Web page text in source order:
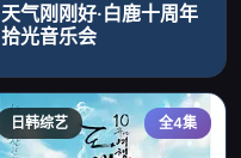
天气刚刚好·白鹿十周年
拾光音乐会
日韩综艺 全4集